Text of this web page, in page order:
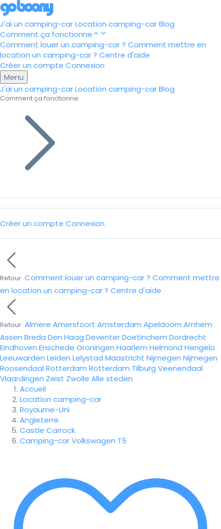
J'ai un camping-carLocation camping-carBlog
Comment ça fonctionne
Comment louer un camping-car ? Comment mettre en
location un camping-car ? Centre d'aide
Créer un compte Connexion
Menu
J'ai un camping-carLocation camping-carBlog
Comment ça fonctionne
Créer un compte Connexion
Retour Comment louer un camping-car ? Comment mettre
en location un camping-car ? Centre d'aide
Retour Almere Amersfoort Amsterdam Apeldoorn Arnhem
Assen Breda Den Haag DeventerDoetinchem Dordrecht
Eindhoven Enschede Groningen Haarlem Helmond Hengelo
Leeuwarden Leiden Lelystad Maastricht Nijmegen Nijmegen
Roosendaal Rotterdam Rotterdam Tilburg Veenendaal
Vlaardingen Zeist Zwolle Alle steden
Accueil
Location camping-car
Royaume-Uni
Angleterre
Castle Carrock
Camping-car Volkswagen T5